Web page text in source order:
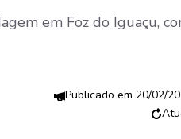
em Foz do Iguaçu,
20/02/